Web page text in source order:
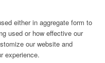
either in aggregate form to
used or how effective our
our website and
experience.